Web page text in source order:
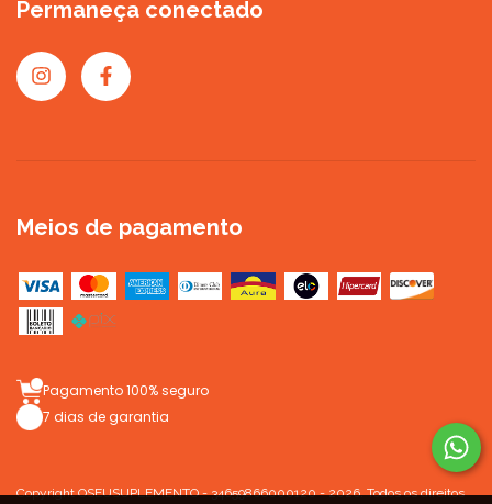
Permaneça conectado
Meios de pagamento
Pagamento 100% seguro
7 dias de garantia
Copyright OSEUSUPLEMENTO - 34659866000120 - 2026. Todos os direitos